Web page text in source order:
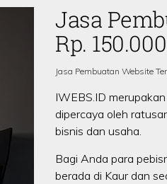
Jasa
Rp. 150.000
Jasa Pembuatan Website
IWEBS.ID
dipercaya oleh
bisnis dan usaha.
Bagi Anda para
berada di Kaur dan